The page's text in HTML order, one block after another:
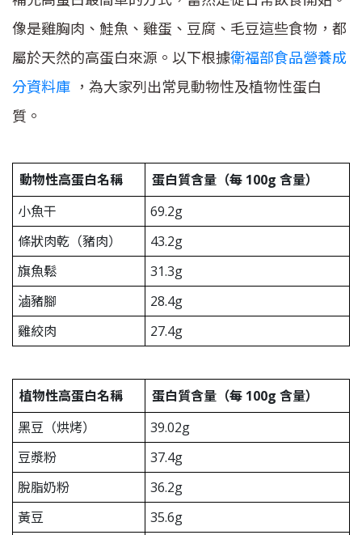
像是雞胸肉、鮭魚、雞蛋、豆腐、毛豆這些食物，都
屬於天然的高蛋白來源。以下根據衛福部食品營養成
分資料庫 ，為大家列出常見動物性及植物性蛋白
質。
動物性高蛋白名稱
蛋白質含量（每 100g 含量）
小魚干
69.2g
條狀肉乾（豬肉）
43.2g
旗魚鬆
31.3g
滷豬腳
28.4g
雞絞肉
27.4g
植物性高蛋白名稱
蛋白質含量（每 100g 含量）
黑豆（烘烤）
39.02g
豆漿粉
37.4g
脫脂奶粉
36.2g
黃豆
35.6g